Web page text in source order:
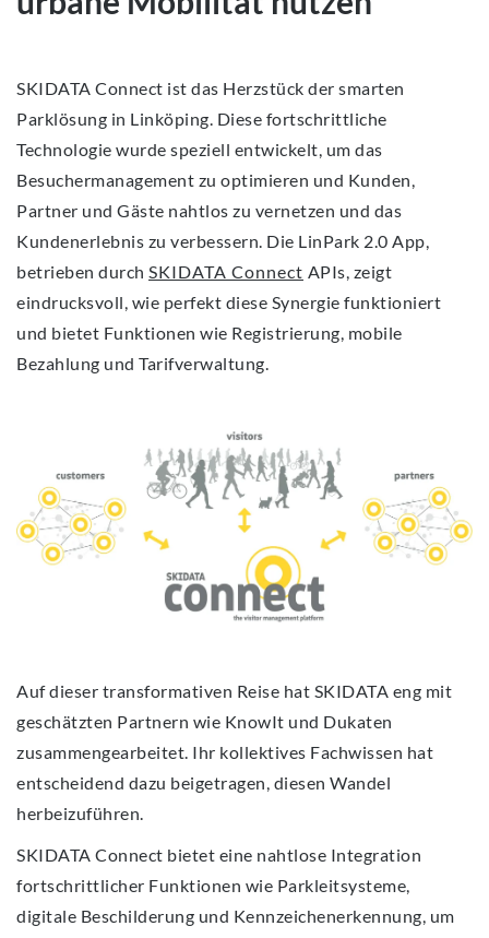
SKIDATA Connect ist das Herzstück der smarten
Parklösung in Linköping. Diese fortschrittliche
Technologie wurde speziell entwickelt, um das
Besuchermanagement zu optimieren und Kunden,
Partner und Gäste nahtlos zu vernetzen und das
Kundenerlebnis zu verbessern. Die LinPark 2.0 App,
betrieben durch SKIDATA Connect APIs, zeigt
eindrucksvoll, wie perfekt diese Synergie funktioniert
und bietet Funktionen wie Registrierung, mobile
Bezahlung und Tarifverwaltung.
Auf dieser transformativen Reise hat SKIDATA eng mit
geschätzten Partnern wie KnowIt und Dukaten
zusammengearbeitet. Ihr kollektives Fachwissen hat
entscheidend dazu beigetragen, diesen Wandel
herbeizuführen.
SKIDATA Connect bietet eine nahtlose Integration
fortschrittlicher Funktionen wie Parkleitsysteme,
digitale Beschilderung und Kennzeichenerkennung, um